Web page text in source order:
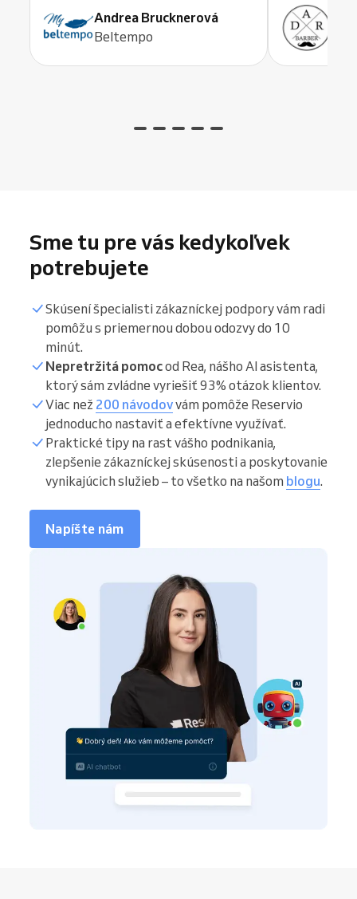
Andrea Brucknerová
Beltempo
Sme tu pre vás kedykoľvek
potrebujete
Skúsení špecialisti zákazníckej podpory vám radi
pomôžu s priemernou dobou odozvy do 10
minút.
Nepretržitá pomocod Rea, nášho AI asistenta,
ktorý sám zvládne vyriešiť 93% otázok klientov.
Viac než 200 návodovvám pomôže Reservio
jednoducho nastaviť a efektívne využívať.
Praktické tipy na rast vášho podnikania,
zlepšenie zákazníckej skúsenosti a poskytovanie
vynikajúcich služieb – to všetko na našom blogu.
Napíšte nám